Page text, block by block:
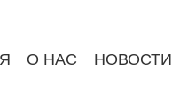
О НАС НОВОСТИ